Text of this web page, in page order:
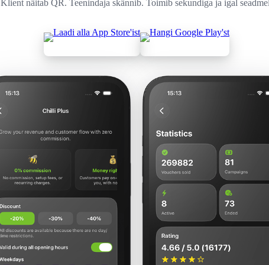
Klient näitab QR. Teenindaja skännib. Toimib sekundiga ja igal